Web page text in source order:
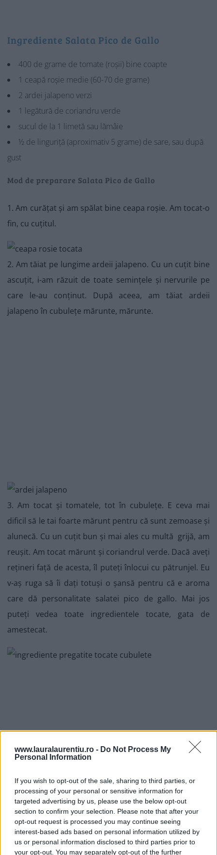
www.lauralaurentiu.ro - Do Not Process My
Personal Information
If you wish to opt-out of the sale, sharing to third parties, or
processing of your personal or sensitive information for
targeted advertising by us, please use the below opt-out
section to confirm your selection. Please note that after your
opt-out request is processed you may continue seeing
interest-based ads based on personal information utilized by
us or personal information disclosed to third parties prior to
your opt-out. You may separately opt-out of the further
Ingrediente Salata Pico de Gallo
400 de grame de tomate (roșii) bine coapte
1 ceapă roșie medie (60-70 de grame)
2 ardei jalapeno verzi
1 legătură de coriandru verde
sucul de la 1 limetă sau lămâie
½ de linguriță (aproximativ 5 grame) de sare, sau după
gust
Mod de preparare Salata Pico de Gallo
1. Am curățat și am spălat bine ceapa roșie. Am tocat-o
fin, cu cuțitul.
2. Am tăiat pe lungime ardeii jalapeno. Cu un cuțit bine
ascuțit, i-am răzuit de toate semințele și nervurile pe
care le-au conținut. După aceea, am tăiat ardeii
jalapeno în cubulețe mărunte, mărunte.
3. Am tocat și tomatele, tot în cubulețe. E ceva mai
dificil să le tai foarte mărunt pentru că sunt zemoase și
alunecă. Cu un cuțit bun și mai ales cu multă grijă, am
reușit. Am tocat mărunt și coriandrul verde. Dacă aveți
rețineri față de acesta, îl puteți înlocui cu pătrunjel. Eu
v-aș ruga să îi dați totuși o șansă pentru că e aroma
care dă personalitate salatei pico de gallo. Mai jos
puteți vedea toate ingredientele tocate, gata de
amestecat.
Amestecarea și asezonarea salatei